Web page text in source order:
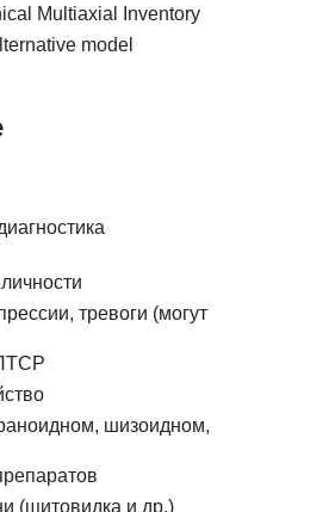
Multiaxial Inventory
model
тревоги (могут
шизоидном,
(щитовидка и др.)